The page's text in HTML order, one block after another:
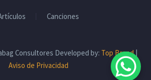
Canciones
Consultores Developed by: Top Brand|
Aviso de Privacidad